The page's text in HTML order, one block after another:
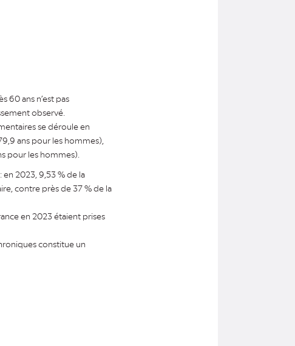
60 ans n’est pas
observé.
se déroule en
ans pour les hommes),
pour les hommes).
en 2023, 9,53 % de la
contre près de 37 % de la
en 2023 étaient prises
constitue un